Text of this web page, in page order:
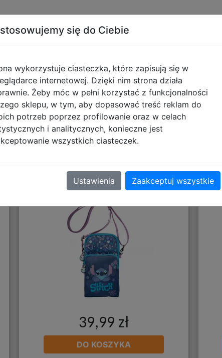
Polecane
Paso Torebka Na Smartfona
Stitch Cool DS26XX-210
39,99 zł
DO KOSZYKA
się do Ciebie
wykorzystuje ciasteczka, które zapisują się w
internetowej. Dzięki nim strona działa
Żeby móc w pełni korzystać z funkcjonalności
sklepu, w tym, aby dopasować treść reklam do
potrzeb poprzez profilowanie oraz w celach
i analitycznych, konieczne jest
wszystkich ciasteczek.
Ustawienia Zaakceptuj wszystkie